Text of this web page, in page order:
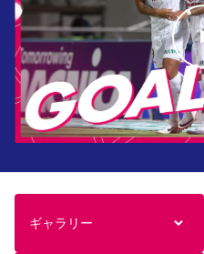
ギャラリー